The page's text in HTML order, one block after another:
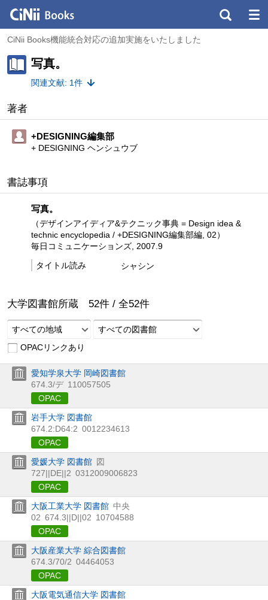
CiNii Books機能統合対応の追加実施をいたしました
写真。
関連文献: 1件
著者
+DESIGNING編集部
+ DESIGNING ヘンシュウブ
書誌事項
写真。
（デザインアイディア&テクニック事典 = Design idea &
technic encyclopedia / +DESIGNING編集部編, 02）
毎日コミュニケーションズ, 2007.9
タイトル読み
シャシン
大学図書館所蔵 52件 / 全52件
すべての地域
すべての図書館
OPACリンクあり
愛知学泉大学 岡崎図書館
674.3/デ 110057505
OPAC
岩手大学 図書館
674.2:D64:2 0012234613
OPAC
愛媛大学 図書館 図
727||DE||2 0312009006823
OPAC
大阪工業大学 図書館 中央
02 674.3||D||02 10704588
OPAC
大阪産業大学 綜合図書館
674.3/70/2 04464053
OPAC
大阪電気通信大学 図書館